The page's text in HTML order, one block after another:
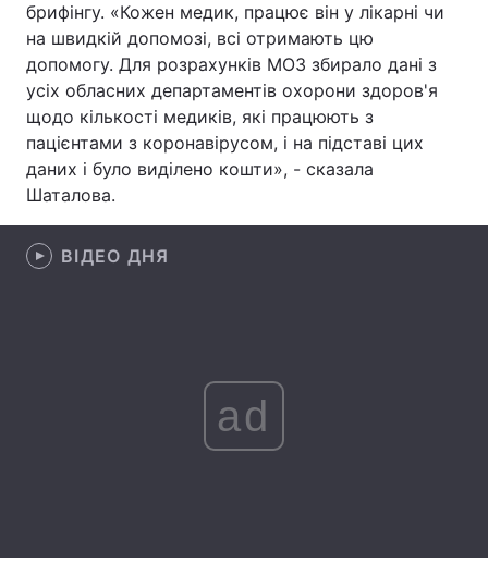
Здоров'я Туризм
Цікавинки Погода
Екологія Регіони
Лонгріди
Інтерв'ю
брифінгу. «Кожен медик, працює він у лікарні чи
на швидкій допомозі, всі отримають цю
допомогу. Для розрахунків МОЗ збирало дані з
усіх обласних департаментів охорони здоров'я
щодо кількості медиків, які працюють з
пацієнтами з коронавірусом, і на підставі цих
даних і було виділено кошти», - сказала
Шаталова.
ВІДЕО ДНЯ
ad